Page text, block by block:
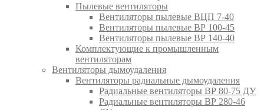
Пылевые вентиляторы
Вентиляторы пылевые ВЦП 7-40
Вентиляторы пылевые ВР 100-45
Вентиляторы пылевые ВР 140-40
Комплектующие к промышленным
вентиляторам
Вентиляторы дымоудаления
Вентиляторы радиальные дымоудаления
Радиальные вентиляторы ВР 80-75 ДУ
Радиальные вентиляторы ВР 280-46